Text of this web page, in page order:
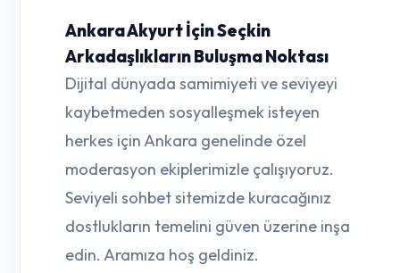
Ankara Akyurt İçin Seçkin
Arkadaşlıkların Buluşma Noktası
Dijital dünyada samimiyeti ve seviyeyi
kaybetmeden sosyalleşmek isteyen
herkes için Ankara genelinde özel
moderasyon ekiplerimizle çalışıyoruz.
Seviyeli sohbet sitemizde kuracağınız
dostlukların temelini güven üzerine inşa
edin. Aramıza hoş geldiniz.